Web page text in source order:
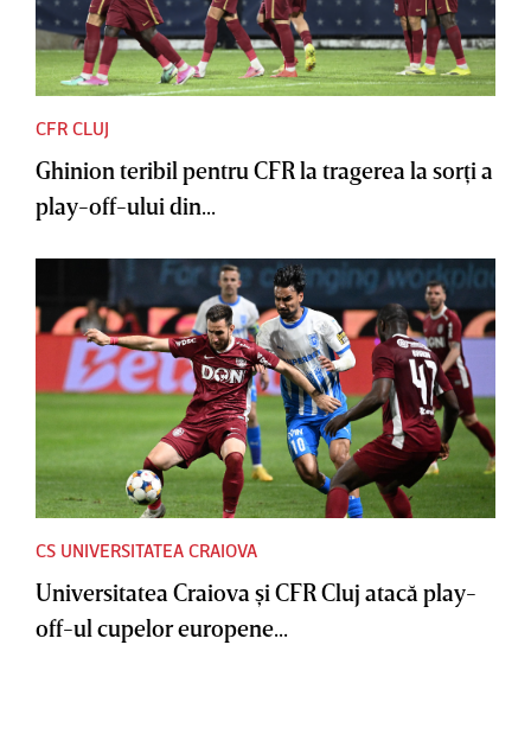
CFR CLUJ
Ghinion teribil pentru CFR la tragerea la sorţi a
play-off-ului din...
CS UNIVERSITATEA CRAIOVA
Universitatea Craiova şi CFR Cluj atacă play-
off-ul cupelor europene...